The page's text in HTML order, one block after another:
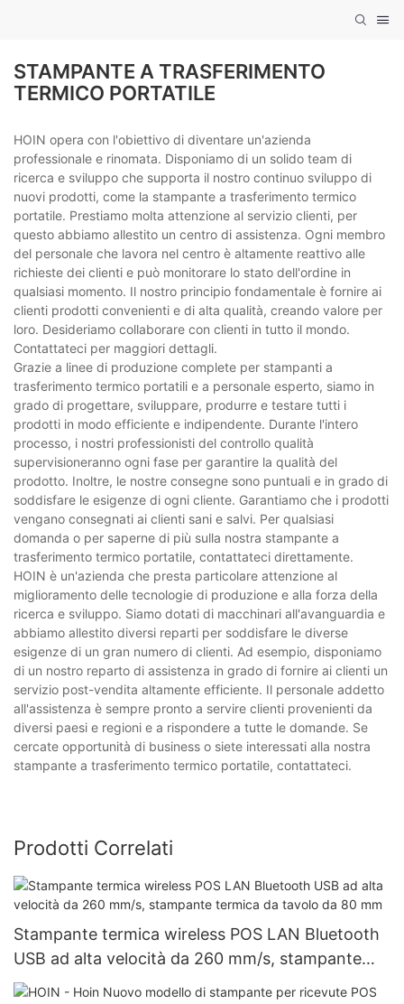
STAMPANTE A TRASFERIMENTO
TERMICO PORTATILE
HOIN opera con l'obiettivo di diventare un'azienda
professionale e rinomata. Disponiamo di un solido team di
ricerca e sviluppo che supporta il nostro continuo sviluppo di
nuovi prodotti, come la stampante a trasferimento termico
portatile. Prestiamo molta attenzione al servizio clienti, per
questo abbiamo allestito un centro di assistenza. Ogni membro
del personale che lavora nel centro è altamente reattivo alle
richieste dei clienti e può monitorare lo stato dell'ordine in
qualsiasi momento. Il nostro principio fondamentale è fornire ai
clienti prodotti convenienti e di alta qualità, creando valore per
loro. Desideriamo collaborare con clienti in tutto il mondo.
Contattateci per maggiori dettagli.
Grazie a linee di produzione complete per stampanti a
trasferimento termico portatili e a personale esperto, siamo in
grado di progettare, sviluppare, produrre e testare tutti i
prodotti in modo efficiente e indipendente. Durante l'intero
processo, i nostri professionisti del controllo qualità
supervisioneranno ogni fase per garantire la qualità del
prodotto. Inoltre, le nostre consegne sono puntuali e in grado di
soddisfare le esigenze di ogni cliente. Garantiamo che i prodotti
vengano consegnati ai clienti sani e salvi. Per qualsiasi
domanda o per saperne di più sulla nostra stampante a
trasferimento termico portatile, contattateci direttamente.
HOIN è un'azienda che presta particolare attenzione al
miglioramento delle tecnologie di produzione e alla forza della
ricerca e sviluppo. Siamo dotati di macchinari all'avanguardia e
abbiamo allestito diversi reparti per soddisfare le diverse
esigenze di un gran numero di clienti. Ad esempio, disponiamo
di un nostro reparto di assistenza in grado di fornire ai clienti un
servizio post-vendita altamente efficiente. Il personale addetto
all'assistenza è sempre pronto a servire clienti provenienti da
diversi paesi e regioni e a rispondere a tutte le domande. Se
cercate opportunità di business o siete interessati alla nostra
stampante a trasferimento termico portatile, contattateci.
Prodotti Correlati
Stampante termica wireless POS LAN Bluetooth
USB ad alta velocità da 260 mm/s, stampante
termica da tavolo da 80 mm